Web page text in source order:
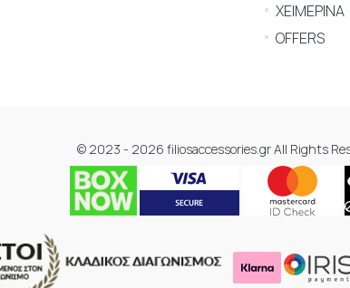
ΧΕΙΜΕΡΙΝΑ
OFFERS
© 2023 - 2026 filiosaccessories.gr All Rights